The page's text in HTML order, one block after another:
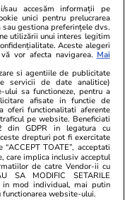
la
e
Redactia.ro
Zodia care
până la
persoană
ceva
16:55
sau accesăm informații pe
unici pentru prelucrarea
sau gestiona preferințele dvs.
utilizării unui interes legitim
Aceste alegeri
vor afecta navigarea. Mai
si agentiile de publicitate
servicii de date analitice)
sa functioneze, pentru a
afisate in functie de
oferi functionalitati aferente
pe website. Beneficiati
din GDPR in legatura cu
drepturi pot fi exercitate
TOATE”, acceptati
care implica inclusiv acceptul
de catre Vendor-ii cu
SA MODIFIC SETARILE
in mod individual, mai putin
functionarea website-ului.